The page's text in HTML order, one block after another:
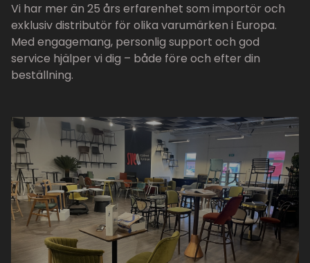
Vi har mer än 25 års erfarenhet som importör och
exklusiv distributör för olika varumärken i Europa.
Med engagemang, personlig support och god
service hjälper vi dig – både före och efter din
beställning.